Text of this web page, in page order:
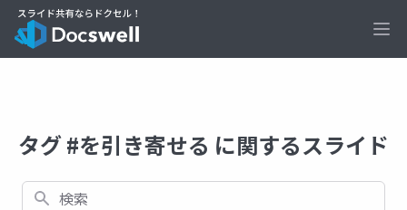
タグ #を引き寄せる に関するスライド
検索